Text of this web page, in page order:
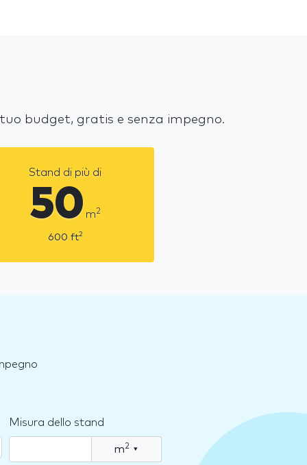
budget, gratis e senza impegno.
Stand di più di
50 m2
600 ft2
Misura dello stand
m2 ▾